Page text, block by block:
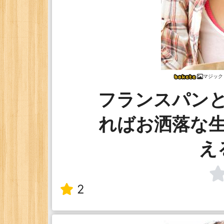
マジッ
フランスパン
ればお洒落な
2